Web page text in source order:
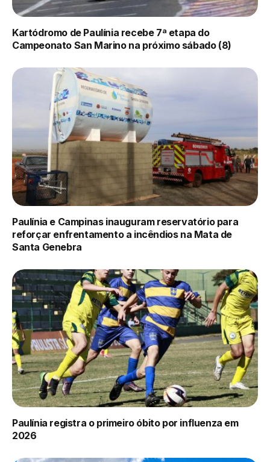
Kartódromo de Paulínia recebe 7ª etapa do
Campeonato San Marino na próximo sábado (8)
Paulínia e Campinas inauguram reservatório para
reforçar enfrentamento a incêndios na Mata de
Santa Genebra
Paulínia registra o primeiro óbito por influenza em
2026